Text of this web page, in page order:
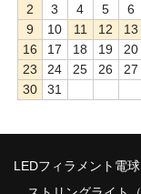
2
3 4 5 6
9
10 11 12 13
16
17 18 19 20
23
24 25 26 27
30
31
LEDフィラメント電